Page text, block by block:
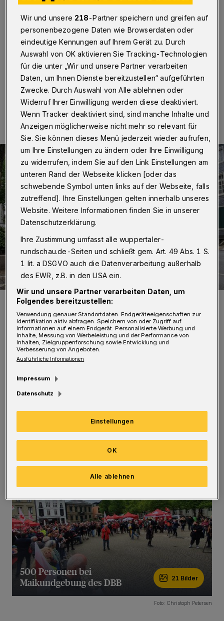
Wuppertal·Rund 500 Personen haben am Sonntag
(1. Mai 2022) an der Maikundgebung des Deutschen
Gewerkschaftsbundes (DGB) auf dem Elberfelder
Laurentiusplatz teilgenommen.
01.05.2022 , 14:10 Uhr Eine Minute Lesezeit
Der Demonstrationszug auf der B 7.
Die Rednerinnen und Redner forderten unter
anderem eine deutliche Lohnerhöhung als
Arbeitsbedingungen und eine Auftragsvergabe
500 Personen bei
Maikundgebung des DBB
21 Bilder
Foto: Christoph Petersen
Wir und unsere 218-Partner speichern und greifen auf
personenbezogene Daten wie Browserdaten oder
eindeutige Kennungen auf Ihrem Gerät zu. Durch
Auswahl von OK aktivieren Sie Tracking-Technologien
für die unter „Wir und unsere Partner verarbeiten
Daten, um Ihnen Dienste bereitzustellen“ aufgeführten
Zwecke. Durch Auswahl von Alle ablehnen oder
Widerruf Ihrer Einwilligung werden diese deaktiviert.
Wenn Tracker deaktiviert sind, sind manche Inhalte und
Anzeigen möglicherweise nicht mehr so relevant für
Sie. Sie können dieses Menü jederzeit wieder aufrufen,
um Ihre Einstellungen zu ändern oder Ihre Einwilligung
zu widerrufen, indem Sie auf den Link Einstellungen am
unteren Rand der Webseite klicken [oder das
schwebende Symbol unten links auf der Webseite, falls
zutreffend]. Ihre Einstellungen gelten innerhalb unseres
Website. Weitere Informationen finden Sie in unserer
Datenschutzerklärung.
Ihre Zustimmung umfasst alle wuppertaler-
rundschau.de-Seiten und schließt gem. Art. 49 Abs. 1 S.
1 lit. a DSGVO auch die Datenverarbeitung außerhalb
des EWR, z.B. in den USA ein.
Wir und unsere Partner verarbeiten Daten, um
Folgendes bereitzustellen:
Verwendung genauer Standortdaten. Endgeräteeigenschaften zur
Identifikation aktiv abfragen. Speichern von oder Zugriff auf
Informationen auf einem Endgerät. Personalisierte Werbung und
Inhalte, Messung von Werbeleistung und der Performance von
Inhalten, Zielgruppenforschung sowie Entwicklung und
Verbesserung von Angeboten.
Ausführliche Informationen
Impressum
Datenschutz
Einstellungen
Alle ablehnen
OK